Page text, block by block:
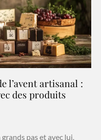
l’avent artisanal :
des produits
pas et avec lui,